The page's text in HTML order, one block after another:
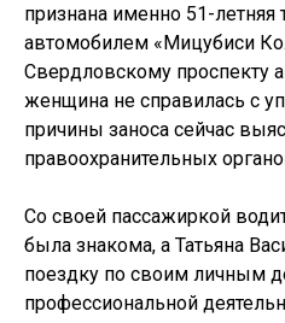
признана именно 51-летняя
автомобилем «Мицубиси
Свердловскому проспекту
женщина не справилась с
причины заноса сейчас
правоохранительных
Со своей пассажиркой
была знакома, а Татьяна
поездку по своим личным
профессиональной